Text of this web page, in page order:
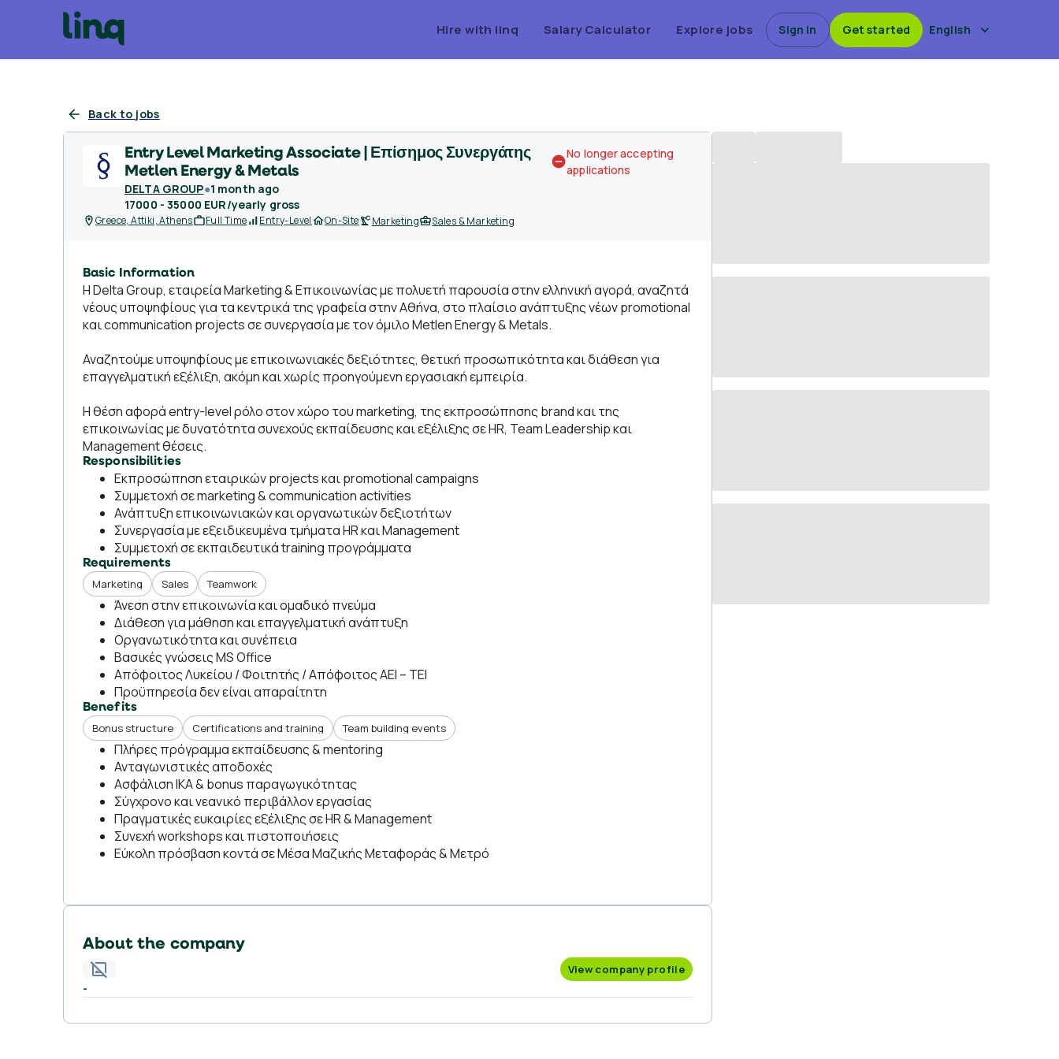
Hire with linq Salary Calculator Explore jobs Sign in Get started English
Back to jobs
Entry Level Marketing Associate | Επίσημος Συνεργάτης
Metlen Energy & Metals
DELTA GROUP●1 month ago
17000 - 35000 EUR/yearly gross
No longer accepting
applications
Greece, Attiki, Athens Full Time Entry-Level On-Site Marketing Sales & Marketing
Basic Information
Η Delta Group, εταιρεία Marketing & Επικοινωνίας με πολυετή παρουσία στην ελληνική αγορά, αναζητά
νέους υποψηφίους για τα κεντρικά της γραφεία στην Αθήνα, στο πλαίσιο ανάπτυξης νέων promotional
και communication projects σε συνεργασία με τον όμιλο Metlen Energy & Metals.
Αναζητούμε υποψηφίους με επικοινωνιακές δεξιότητες, θετική προσωπικότητα και διάθεση για
επαγγελματική εξέλιξη, ακόμη και χωρίς προηγούμενη εργασιακή εμπειρία.
Η θέση αφορά entry-level ρόλο στον χώρο του marketing, της εκπροσώπησης brand και της
επικοινωνίας με δυνατότητα συνεχούς εκπαίδευσης και εξέλιξης σε HR, Team Leadership και
Management θέσεις.
Responsibilities
Εκπροσώπηση εταιρικών projects και promotional campaigns
Συμμετοχή σε marketing & communication activities
Ανάπτυξη επικοινωνιακών και οργανωτικών δεξιοτήτων
Συνεργασία με εξειδικευμένα τμήματα HR και Management
Συμμετοχή σε εκπαιδευτικά training προγράμματα
Requirements
Marketing Sales Teamwork
Άνεση στην επικοινωνία και ομαδικό πνεύμα
Διάθεση για μάθηση και επαγγελματική ανάπτυξη
Οργανωτικότητα και συνέπεια
Βασικές γνώσεις MS Office
Απόφοιτος Λυκείου / Φοιτητής / Απόφοιτος ΑΕΙ – ΤΕΙ
Προϋπηρεσία δεν είναι απαραίτητη
Benefits
Bonus structure Certifications and training Team building events
Πλήρες πρόγραμμα εκπαίδευσης & mentoring
Ανταγωνιστικές αποδοχές
Ασφάλιση ΙΚΑ & bonus παραγωγικότητας
Σύγχρονο και νεανικό περιβάλλον εργασίας
Πραγματικές ευκαιρίες εξέλιξης σε HR & Management
Συνεχή workshops και πιστοποιήσεις
Εύκολη πρόσβαση κοντά σε Μέσα Μαζικής Μεταφοράς & Μετρό
About the company
View company profile
-